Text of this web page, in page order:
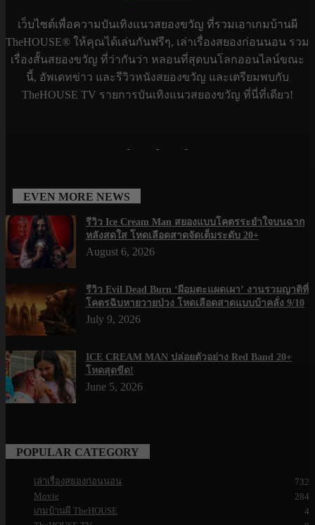
เว็บไซต์เพื่อความบันเทิงแนวสยองขวัญ ที่รวมเอาเกมบ้านผี
TheHOUSE® ให้คุณได้เล่นกันฟรีๆ, เล่าเรื่องสยองก่อนนอน รวม
เรื่องสั้นสยองขวัญ ที่ว่ากันว่า หลอนที่สุดบนโลกออนไลน์ขณะ
นี้, อัพเดทข่าว และรีวิวหนังสยองขวัญ และเตรียมพบกับ
TheHOUSE TV รายการบันเทิงแนวสยองขวัญ ที่นี่ที่เดียว!
EVEN MORE NEWS
รีวิว Ice Cream Man สยองแบบโคตรระยำใจบนฉาก
หลังสดใส โหดเลือดสาดจัดเต็มระดับ 20+
August 6, 2026
รีวิว Evil Dead Burn ‘ผีอมตะแผดเผา’ งานรวมญาติที่
โคตรฉิบหายวายป่วง โหดเลือดสาดแบบบ้าคลั่ง 9/10
July 9, 2026
ICE CREAM MAN ปล่อยตัวอย่าง Red Band 20+
โหดสุดขีด!
June 5, 2026
POPULAR CATEGORY
เล่าเรื่องสยองก่อนนอน
732
Movie
284
เกมบ้านผี TheHOUSE
4